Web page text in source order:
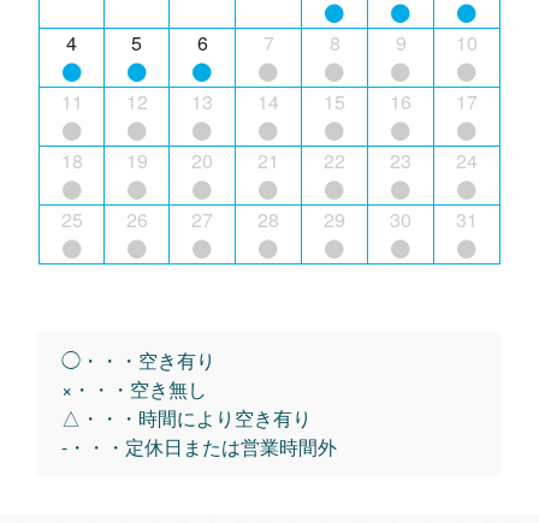
4 5 6 7 8 9 10
11 12 13 14 15 16 17
18 19 20 21 22 23 24
25 26 27 28 29 30 31
◯・・・空き有り
×・・・空き無し
△・・・時間により空き有り
-・・・定休日または営業時間外